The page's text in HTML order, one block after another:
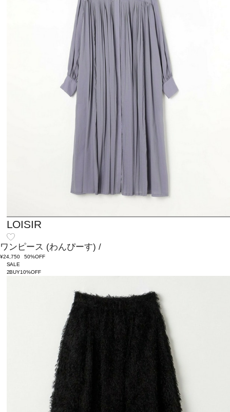
LOISIR
ワンピース (わんぴーす) /
¥24,750
50%OFF
SALE
2BUY10%OFF